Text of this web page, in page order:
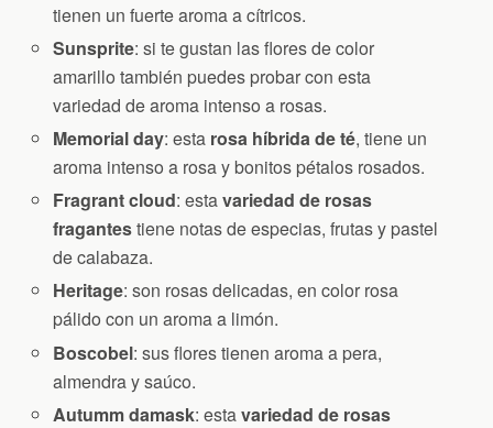
tienen un fuerte aroma a cítricos.
Sunsprite: si te gustan las flores de color
amarillo también puedes probar con esta
variedad de aroma intenso a rosas.
Memorial day: esta rosa híbrida de té, tiene un
aroma intenso a rosa y bonitos pétalos rosados.
Fragrant cloud: estavariedad de rosas
fragantestiene notas de especias, frutas y pastel
de calabaza.
Heritage: son rosas delicadas, en color rosa
pálido con un aroma a limón.
Boscobel: sus flores tienen aroma a pera,
almendra y saúco.
Autumm damask: estavariedad de rosas